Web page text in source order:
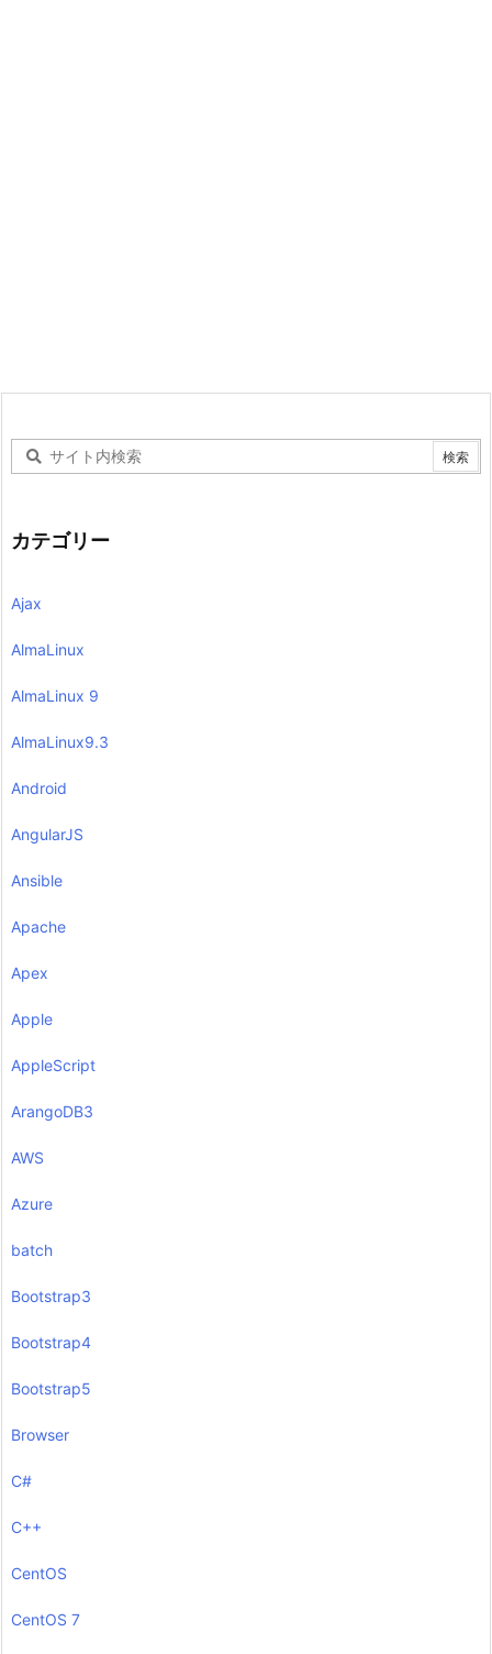
カテゴリー
Ajax
AlmaLinux
AlmaLinux 9
AlmaLinux9.3
Android
AngularJS
Ansible
Apache
Apex
Apple
AppleScript
ArangoDB3
AWS
Azure
batch
Bootstrap3
Bootstrap4
Bootstrap5
Browser
C#
C++
CentOS
CentOS 7